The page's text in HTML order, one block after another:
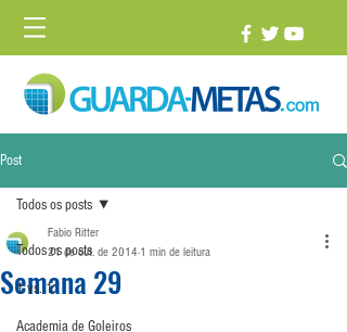
Post
Todos os posts
1 vs. 1
Academia de Goleiros
Todos os posts
Semana 29
Fabio Ritter
21 de out. de 2014 1 min de leitura